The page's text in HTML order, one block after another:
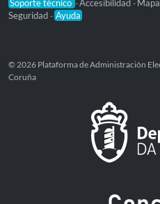
Soporte técnico -Accesibilidad -
Seguridad - Ayuda
© 2026 Plataforma de Administración
Coruña